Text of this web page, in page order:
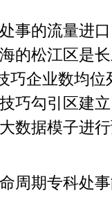
的流量进口
的松江区是
巧企业数均
巧勾引区建
数据模子进
期专科处事